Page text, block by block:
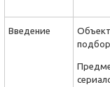
Введение